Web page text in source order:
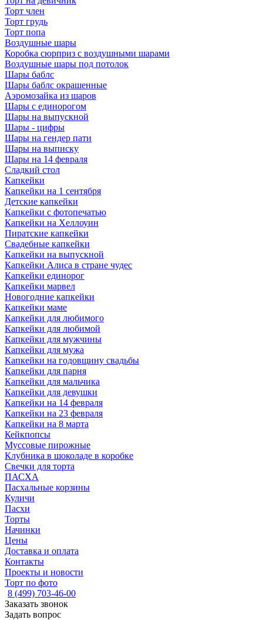
Торт член
Торт грудь
Торт попа
Воздушные шары
Коробка сюрприз с воздушными шарами
Воздушные шары под потолок
Шары баблс
Шары баблс окрашенные
Аэромозайка из шаров
Шары с единорогом
Шары на выпускной
Шары - цифры
Шары на гендер пати
Шары на выписку
Шары на 14 февраля
Сладкий стол
Капкейки
Капкейки на 1 сентября
Детские капкейки
Капкейки с фотопечатью
Капкейки на Хеллоуин
Пиратские капкейки
Свадебные капкейки
Капкейки на выпускной
Капкейки Алиса в стране чудес
Капкейки единорог
Капкейки марвел
Новогодние капкейки
Капкейки маме
Капкейки для любимого
Капкейки для любимой
Капкейки для мужчины
Капкейки для мужа
Капкейки на годовщину свадьбы
Капкейки для парня
Капкейки для мальчика
Капкейки для девушки
Капкейки на 14 февраля
Капкейки на 23 февраля
Капкейки на 8 марта
Кейкпопсы
Муссовые пирожные
Клубника в шоколаде в коробке
Свечки для торта
ПАСХА
Пасхальные корзины
Куличи
Пасхи
Торты
Начинки
Цены
Доставка и оплата
Контакты
Проекты и новости
Торт по фото
8 (499) 703-46-00
Заказать звонок
Задать вопрос